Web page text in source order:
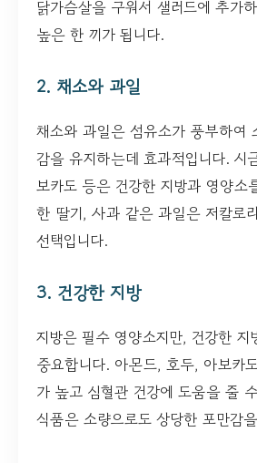
닭가슴살을 구워서 샐러드에 추가
높은 한 끼가 됩니다.
2. 채소와 과일
채소와 과일은 섬유소가 풍부하여
감을 유지하는데 효과적입니다. 시
보카도 등은 건강한 지방과 영양소
한 딸기, 사과 같은 과일은 저칼로
선택입니다.
3. 건강한 지방
지방은 필수 영양소지만, 건강한 지
중요합니다. 아몬드, 호두, 아보카
가 높고 심혈관 건강에 도움을 줄
식품은 소량으로도 상당한 포만감